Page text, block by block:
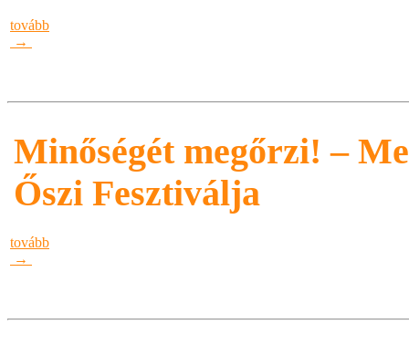
tovább
→
Minőségét megőrzi! –
Őszi Fesztiválja
tovább
→